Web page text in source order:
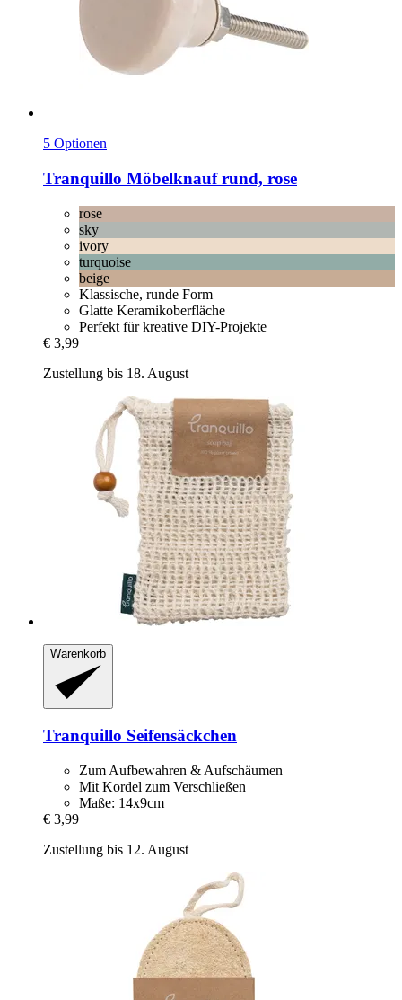
5 Optionen
Tranquillo Möbelknauf rund, rose
rose
sky
ivory
turquoise
beige
Klassische, runde Form
Glatte Keramikoberfläche
Perfekt für kreative DIY-Projekte
€ 3,99
Zustellung bis 18. August
Warenkorb
Tranquillo Seifensäckchen
Zum Aufbewahren & Aufschäumen
Mit Kordel zum Verschließen
Maße: 14x9cm
€ 3,99
Zustellung bis 12. August